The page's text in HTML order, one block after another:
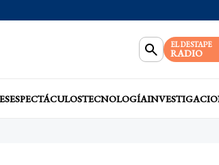
EL DESTAPE
RADIO
ESPECTÁCULOSTECNOLOGÍA